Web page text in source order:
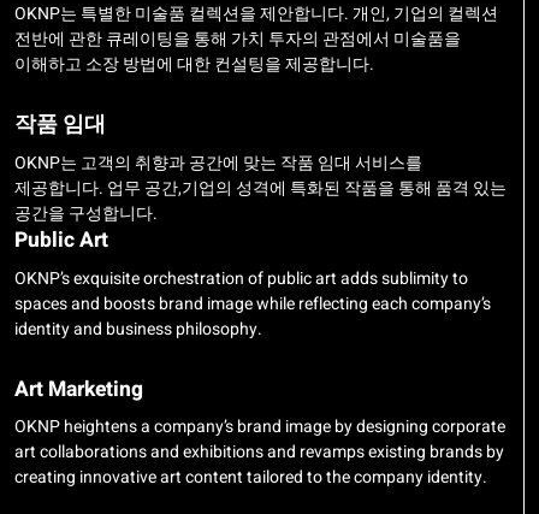
OKNP는 특별한 미술품 컬렉션을 제안합니다. 개인, 기업의 컬렉션
전반에 관한 큐레이팅을 통해 가치 투자의 관점에서 미술품을
이해하고 소장 방법에 대한 컨설팅을 제공합니다.
작품 임대
OKNP는 고객의 취향과 공간에 맞는 작품 임대 서비스를
제공합니다. 업무 공간,기업의 성격에 특화된 작품을 통해 품격 있는
공간을 구성합니다.
Public Art
OKNP’s exquisite orchestration of public art adds sublimity to
spaces and boosts brand image while reflecting each company’s
identity and business philosophy.
Art Marketing
OKNP heightens a company’s brand image by designing corporate
art collaborations and exhibitions and revamps existing brands by
creating innovative art content tailored to the company identity.